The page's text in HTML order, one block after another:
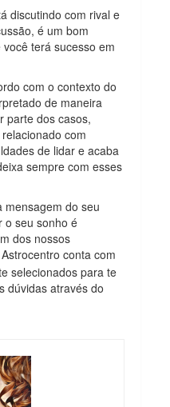
discutindo com rival e
é um bom
terá sucesso em
com o contexto do
de maneira
parte dos casos,
com
de lidar e acaba
sempre com esses
mensagem do seu
o seu sonho é
dos nossos
conta com
selecionados para te
dúvidas através do